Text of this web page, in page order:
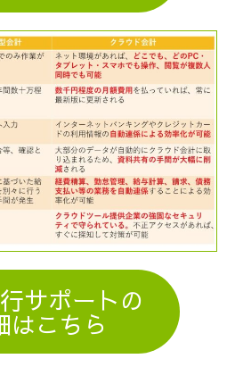
サポートの
はこちら